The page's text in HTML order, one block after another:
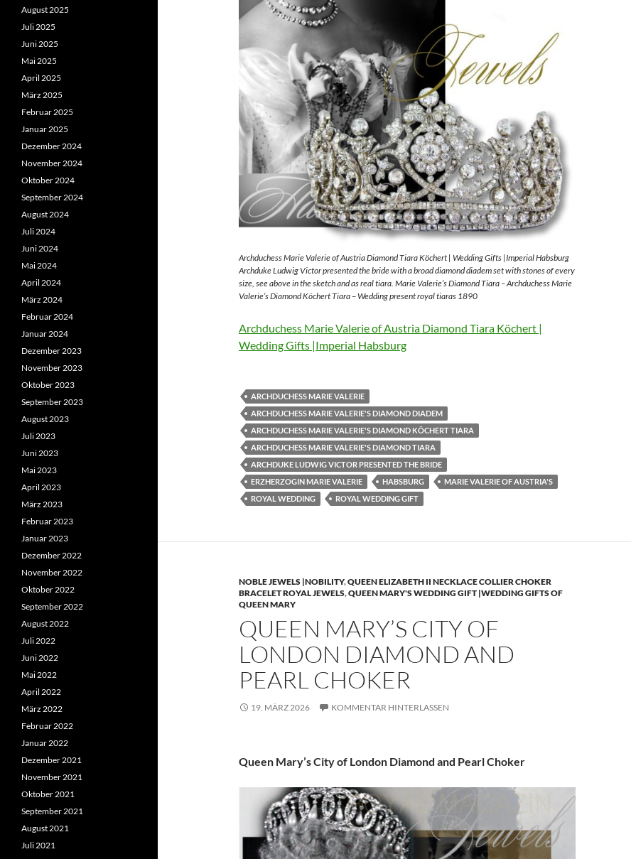
Archduchess Marie Valerie of Austria Diamond Tiara Köchert | Wedding Gifts |Imperial Habsburg
Archduke Ludwig Victor presented the bride with a broad diamond diadem set with stones of every
size, see above in the sketch and as real tiara. Marie Valerie’s Diamond Tiara – Archduchess Marie
Valerie’s Diamond Köchert Tiara – Wedding present royal tiaras 1890
Archduchess Marie Valerie of Austria Diamond Tiara Köchert |
Wedding Gifts |Imperial Habsburg
ARCHDUCHESS MARIE VALERIE
ARCHDUCHESS MARIE VALERIE'S DIAMOND DIADEM
ARCHDUCHESS MARIE VALERIE'S DIAMOND KÖCHERT TIARA
ARCHDUCHESS MARIE VALERIE'S DIAMOND TIARA
ARCHDUKE LUDWIG VICTOR PRESENTED THE BRIDE
ERZHERZOGIN MARIE VALERIE
HABSBURG
MARIE VALERIE OF AUSTRIA'S
ROYAL WEDDING
ROYAL WEDDING GIFT
NOBLE JEWELS |NOBILITY,QUEEN ELIZABETH II NECKLACE COLLIER CHOKER
BRACELET ROYAL JEWELS,QUEEN MARY'S WEDDING GIFT |WEDDING GIFTS OF
QUEEN MARY
QUEEN MARY’S CITY OF
LONDON DIAMOND AND
PEARL CHOKER
19. MÄRZ 2026 KOMMENTAR HINTERLASSEN
Queen Mary’s City of London Diamond and Pearl Choker
August 2025
Juli 2025
Juni 2025
Mai 2025
April 2025
März 2025
Februar 2025
Januar 2025
Dezember 2024
November 2024
Oktober 2024
September 2024
August 2024
Juli 2024
Juni 2024
Mai 2024
April 2024
März 2024
Februar 2024
Januar 2024
Dezember 2023
November 2023
Oktober 2023
September 2023
August 2023
Juli 2023
Juni 2023
Mai 2023
April 2023
März 2023
Februar 2023
Januar 2023
Dezember 2022
November 2022
Oktober 2022
September 2022
August 2022
Juli 2022
Juni 2022
Mai 2022
April 2022
März 2022
Februar 2022
Januar 2022
Dezember 2021
November 2021
Oktober 2021
September 2021
August 2021
Juli 2021